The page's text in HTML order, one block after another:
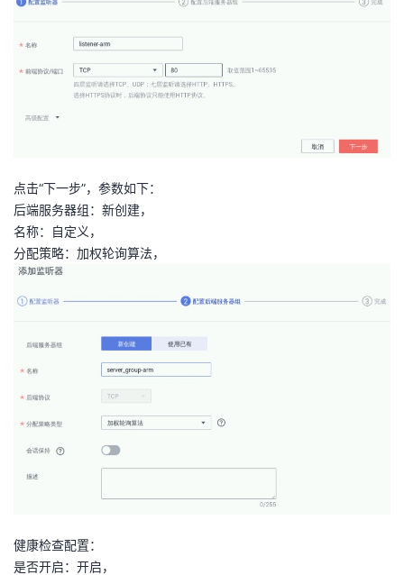
点击“下一步”，参数如下：
后端服务器组：新创建，
名称：自定义，
分配策略：加权轮询算法，
健康检查配置：
是否开启：开启，